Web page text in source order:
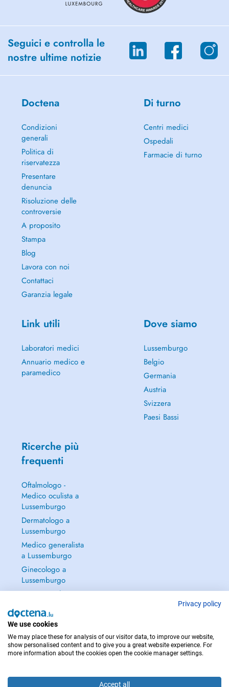
Wou? An der Praxis oder per Videokonferenz
Gitt méi liicht virun, mat konkrete Methoden an engem empathesche
Huelt en Rendez-vous.
Seguici e controlla le
nostre ultime notizie
Doctena
Condizioni
generali
Politica di
riservatezza
Presentare
denuncia
Risoluzione delle
controversie
A proposito
Stampa
Blog
Lavora con noi
Contattaci
Garanzia legale
Di turno
Centri medici
Ospedali
Farmacie di turno
Link utili
Laboratori medici
Annuario medico e
paramedico
Dove siamo
Lussemburgo
Belgio
Germania
Austria
Svizzera
Paesi Bassi
Ricerche più
frequenti
Oftalmologo -
Medico oculista a
Lussemburgo
Dermatologo a
Lussemburgo
Medico generalista
a Lussemburgo
Ginecologo a
Lussemburgo
Continua a leggere
PER LE URGENZE, CONSULTARE : 112
Privacy policy
We use cookies
We may place these for analysis of our visitor data, to improve our website,
show personalised content and to give you a great website experience. For
more information about the cookies open the cookie manager settings.
Accept all